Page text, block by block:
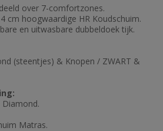
over 7-comfortzones.
cm hoogwaardige HR Koudschuim.
en uitwasbare dubbeldoek tijk.
(steentjes) & Knopen / ZWART &
Matras.